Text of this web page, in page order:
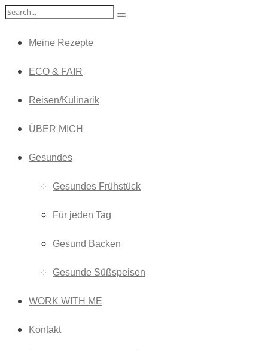
Meine Rezepte
ECO & FAIR
Reisen/Kulinarik
ÜBER MICH
Gesundes
Gesundes Frühstück
Für jeden Tag
Gesund Backen
Gesunde Süßspeisen
WORK WITH ME
Kontakt